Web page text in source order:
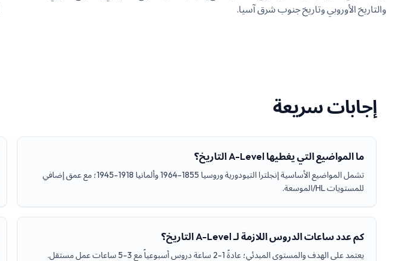
والتاريخ الأوروبي وتاريخ جنوب شرق آسيا.
إجابات سريعة
ما المواضيع التي يغطيها A-Level التاريخ؟
تشمل المواضيع الأساسية إنجلترا التيودورية وروسيا 1855-1964 وألمانيا 1918-1945؛ مع عمق إضافي
للمستويات HL/الموسعة.
كم عدد ساعات الدروس اللازمة لـ A-Level التاريخ؟
يعتمد على الهدف والمستوى المبدئي؛ عادةً 1-2 ساعة دروس أسبوعياً مع 3-5 ساعات عمل مستقل.